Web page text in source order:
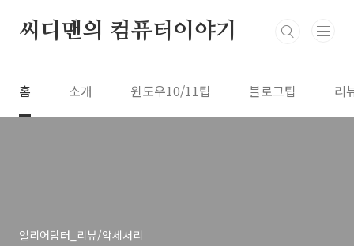
씨디맨의 컴퓨터이야기
홈 소개 윈도우10/11팁 블로그팁 리
얼리어답터_리뷰/악세서리